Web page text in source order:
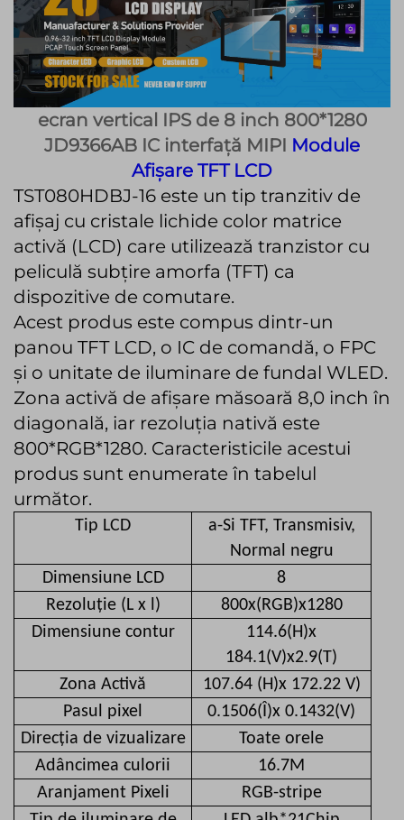
ecran vertical IPS de 8 inch 800*1280
JD9366AB IC interfață MIPI Module
Afișare TFT LCD
TST080HDBJ-16 este un tip tranzitiv de
afișaj cu cristale lichide color matrice
activă (LCD) care utilizează tranzistor cu
peliculă subțire amorfa (TFT) ca
dispozitive de comutare.
Acest produs este compus dintr-un
panou TFT LCD, o IC de comandă, o FPC
și o unitate de iluminare de fundal WLED.
Zona activă de afișare măsoară 8,0 inch în
diagonală, iar rezoluția nativă este
800*RGB*1280. Caracteristicile acestui
produs sunt enumerate în tabelul
următor.
Tip LCD
a-Si TFT, Transmisiv,
Normal negru
Dimensiune LCD
8
Rezoluție (L x l)
800x(RGB)x1280
Dimensiune contur
114.6(H)x
184.1(V)x2.9(T)
Zona Activă
107.64 (H)x 172.22 V)
Pasul pixel
0.1506(Î)x 0.1432(V)
Direcția de vizualizare
Toate orele
Adâncimea culorii
16.7M
Aranjament Pixeli
RGB-stripe